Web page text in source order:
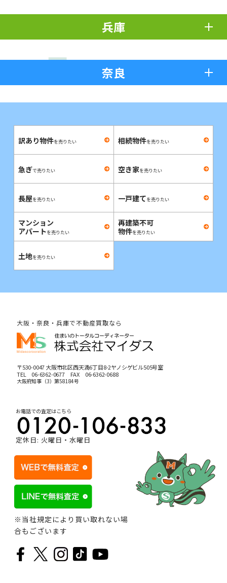
兵庫
奈良
訳あり物件を売りたい 相続物件を売りたい
急ぎで売りたい 空き家を売りたい
長屋を売りたい 一戸建てを売りたい
マンション
アパートを売りたい
再建築不可
物件を売りたい
土地を売りたい
大阪・奈良・兵庫で不動産買取なら
〒530-0047 大阪市北区西天満6丁目8-2ヤノシゲビル505号室
TEL 06-6362-0677FAX 06-6362-0688
大阪府知事（3）第58184号
お電話での査定はこちら
定休日: 火曜日・水曜日
※当社規定により買い取れない場
合もございます